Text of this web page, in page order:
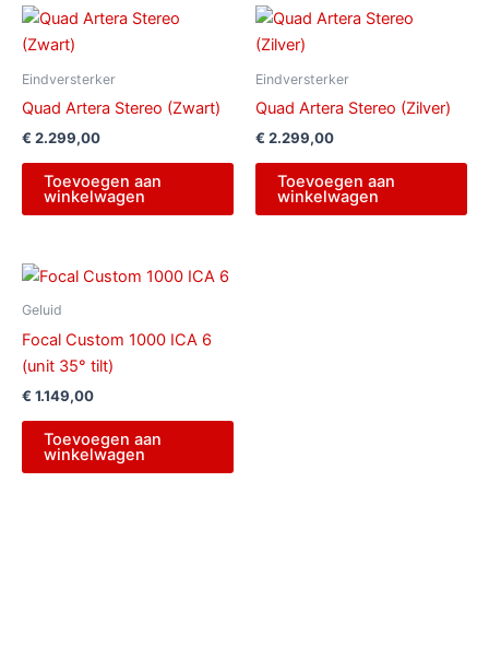
Eindversterker
Quad Artera Stereo (Zwart)
€ 2.299,00
Toevoegen aan
winkelwagen
Eindversterker
Quad Artera Stereo (Zilver)
€ 2.299,00
Toevoegen aan
winkelwagen
Geluid
Focal Custom 1000 ICA 6
(unit 35° tilt)
€ 1.149,00
Toevoegen aan
winkelwagen